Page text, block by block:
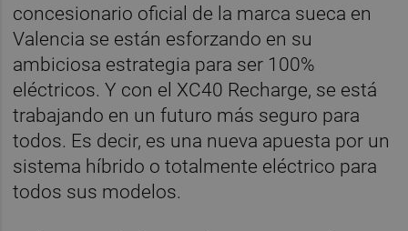
concesionario oficial de la marca sueca en
Valencia se están esforzando en su
ambiciosa estrategia para ser 100%
eléctricos. Y con el XC40 Recharge, se está
trabajando en un futuro más seguro para
todos. Es decir, es una nueva apuesta por un
sistema híbrido o totalmente eléctrico para
todos sus modelos.